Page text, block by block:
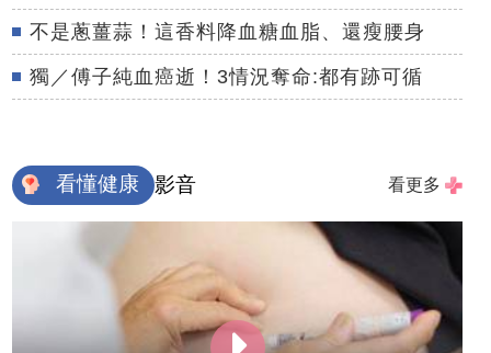
不是蔥薑蒜！這香料降血糖血脂、還瘦腰身
獨／傅子純血癌逝！3情況奪命:都有跡可循
看懂健康 影音 看更多